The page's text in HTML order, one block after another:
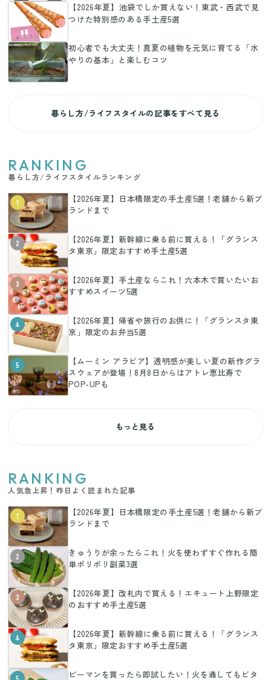
【2026年夏】池袋でしか買えない！東武・西武で見
つけた特別感のある手土産5選
初心者でも大丈夫！真夏の植物を元気に育てる「水
やりの基本」と楽しむコツ
暮らし方/ライフスタイルの記事をすべて見る
RANKING
暮らし方/ライフスタイルランキング
1
【2026年夏】日本橋限定の手土産5選！老舗から新ブ
ランドまで
2
【2026年夏】新幹線に乗る前に買える！「グランス
タ東京」限定おすすめ手土産5選
3
【2026年夏】手土産ならこれ！六本木で買いたいお
すすめスイーツ5選
4
【2026年夏】帰省や旅行のお供に！「グランスタ東
京」限定のお弁当5選
5
【ムーミン アラビア】透明感が美しい夏の新作グラ
スウェアが登場！8月8日からはアトレ恵比寿で
POP-UPも
もっと見る
RANKING
人気急上昇！昨日よく読まれた記事
1
【2026年夏】日本橋限定の手土産5選！老舗から新ブ
ランドまで
2
きゅうりが余ったらこれ！火を使わずすぐ作れる簡
単ポリポリ副菜3選
3
【2026年夏】改札内で買える！エキュート上野限定
のおすすめ手土産5選
4
【2026年夏】新幹線に乗る前に買える！「グランス
タ東京」限定おすすめ手土産5選
5
ピーマンを買ったら即試したい！火を通してもビタ